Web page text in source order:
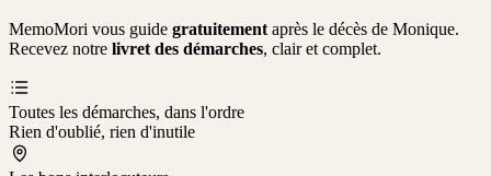
MemoMori vous guide gratuitement après le décès de Monique.
Recevez notre livret des démarches, clair et complet.
Toutes les démarches, dans l'ordre
Rien d'oublié, rien d'inutile